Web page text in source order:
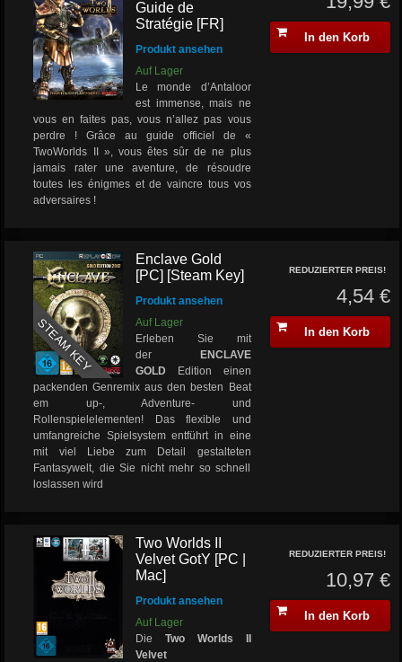
Guide de
Stratégie [FR]
Produkt ansehen
Auf Lager
Le monde d’Antaloor
est immense, mais ne
vous en faites pas, vous n’allez pas vous
perdre ! Grâce au guide officiel de «
TwoWorlds II », vous êtes sûr de ne plus
jamais rater une aventure, de résoudre
toutes les énigmes et de vaincre tous vos
adversaires !
In den Korb
STEAM KEY
Enclave Gold
[PC] [Steam Key]
Produkt ansehen
Auf Lager
Erleben Sie mit
der
ENCLAVE
GOLD
Edition einen
packenden Genremix aus den besten Beat
em up-, Adventure- und
Rollenspielelementen! Das flexible und
umfangreiche Spielsystem entführt in eine
mit viel Liebe zum Detail gestalteten
Fantasywelt, die Sie nicht mehr so schnell
loslassen wird
REDUZIERTER PREIS!
4,54 €
In den Korb
Two Worlds II
Velvet GotY [PC |
Mac]
Produkt ansehen
Auf Lager
DieTwo Worlds II
Velvet
REDUZIERTER PREIS!
10,97 €
In den Korb